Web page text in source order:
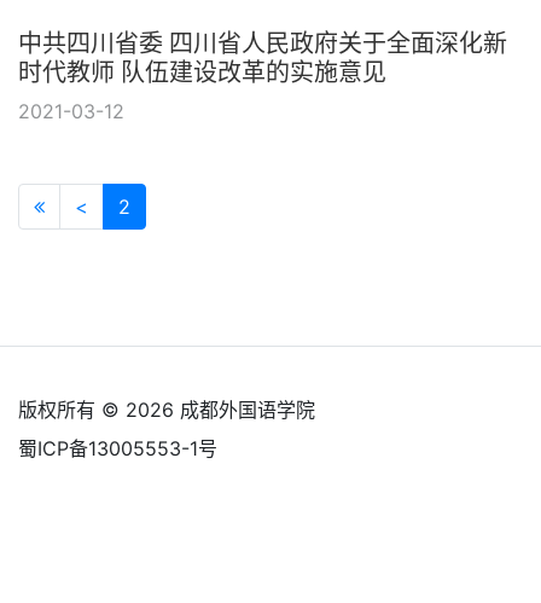
中共四川省委 四川省人民政府关于全面深化新
时代教师 队伍建设改革的实施意见
2021-03-12
< 2
版权所有 © 2026 成都外国语学院
蜀ICP备13005553-1号